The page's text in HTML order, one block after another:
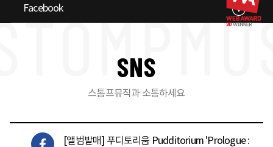
Facebook
SNS
스톰프뮤직과 소통하세요
[앨범발매] 푸디토리움 Pudditorium 'Prologue :